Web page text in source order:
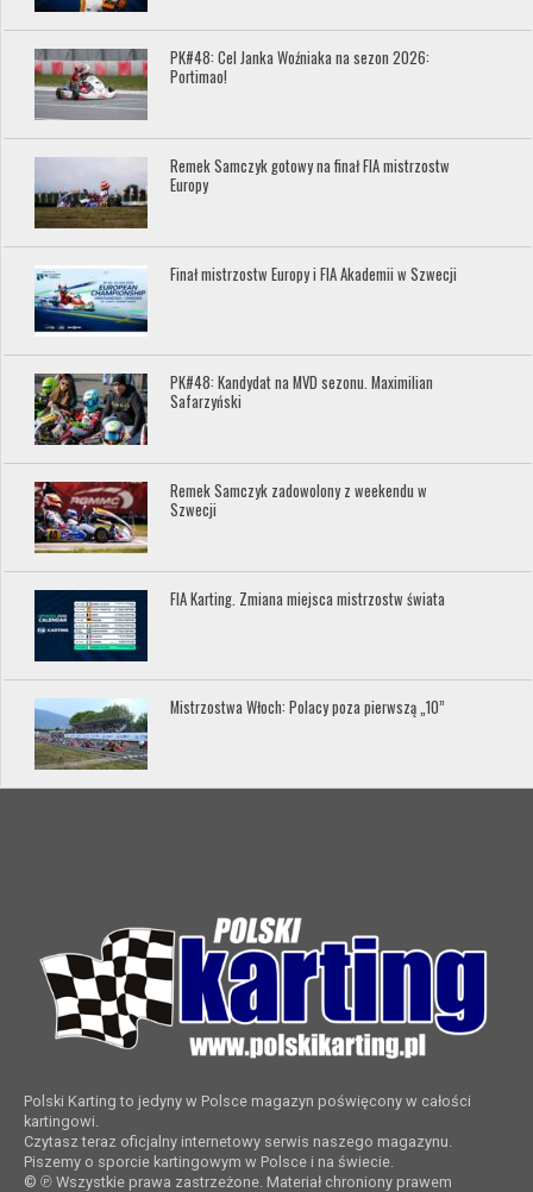
PK#48: Cel Janka Woźniaka na sezon 2026:
Portimao!
Remek Samczyk gotowy na finał FIA mistrzostw
Europy
Finał mistrzostw Europy i FIA Akademii w Szwecji
PK#48: Kandydat na MVD sezonu. Maximilian
Safarzyński
Remek Samczyk zadowolony z weekendu w
Szwecji
FIA Karting. Zmiana miejsca mistrzostw świata
Mistrzostwa Włoch: Polacy poza pierwszą „10”
Polski Karting to jedyny w Polsce magazyn poświęcony w całości
kartingowi.
Czytasz teraz oficjalny internetowy serwis naszego magazynu.
Piszemy o sporcie kartingowym w Polsce i na świecie.
© ℗ Wszystkie prawa zastrzeżone. Materiał chroniony prawem